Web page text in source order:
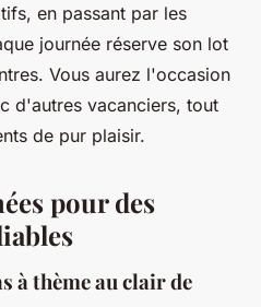
en passant par les
journée réserve son lot
Vous aurez l'occasion
d'autres vacanciers, tout
de pur plaisir.
pour des
à thème au clair de